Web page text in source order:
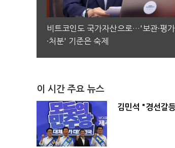
비트코인도 국가자산으로…'보관·평가
·처분' 기준은 숙제
이 시간 주요 뉴스
김민석 "경선갈